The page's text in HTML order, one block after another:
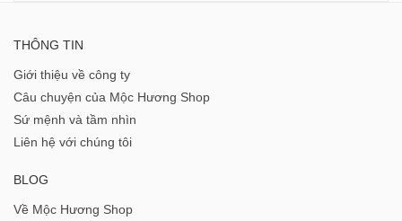
THÔNG TIN
Giới thiệu về công ty
Câu chuyện của Mộc Hương Shop
Sứ mệnh và tầm nhìn
Liên hệ với chúng tôi
BLOG
Về Mộc Hương Shop